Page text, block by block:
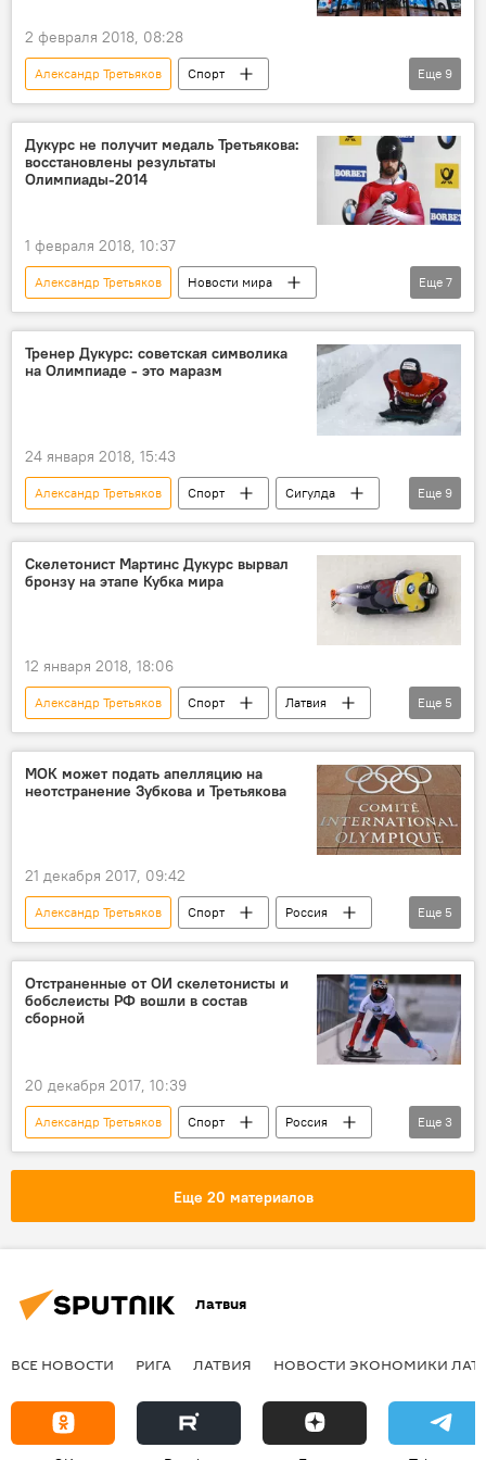
2 февраля 2018, 08:28
Александр Третьяков
Спорт
Новости Латвии
Латвия
Россия
Мартинс Дукурс
Дайнис Дукурс
Денис Освальд
Еще 9
Дукурс не получит медаль Третьякова:
восстановлены результаты
Олимпиады-2014
1 февраля 2018, 10:37
Александр Третьяков
Новости мира
Новости России
Спорт
Мартинс Дукурс
МОК
зимняя Олимпиада-2018 в Пхенчхане
Еще 7
Тренер Дукурс: советская символика
на Олимпиаде - это маразм
24 января 2018, 15:43
Александр Третьяков Спорт
Сигулда
Пхенчхан
Мартинс Дукурс
Дайнис Дукурс
Томас Дукурс
Юн Сунбин
Кубок мира по скелетону
Зимние Олимпийские игры в южнокорейском Пхенчхане
Еще 9
Скелетонист Мартинс Дукурс вырвал
бронзу на этапе Кубка мира
12 января 2018, 18:06
Александр Третьяков Спорт
Латвия
Германия
Швейцария
Мартинс Дукурс
Томас Дукурс
Кристс Нетлаус
Еще 5
МОК может подать апелляцию на
неотстранение Зубкова и Третьякова
21 декабря 2017, 09:42
Александр Третьяков Спорт
Россия
Александр Зубков
МОК
IBSF
Зимние Олимпийские игры в южнокорейском Пхенчхане
Еще 5
Отстраненные от ОИ скелетонисты и
бобслеисты РФ вошли в состав
сборной
20 декабря 2017, 10:39
Александр Третьяков Спорт
Россия
Александр Зубков
Зимние Олимпийские игры в южнокорейском Пхенчхане
Еще 3
Еще 20 материалов
Латвия
ВСЕ НОВОСТИ РИГА ЛАТВИЯ НОВОСТИ ЭКОНОМИКИ